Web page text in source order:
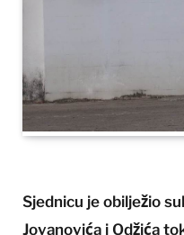
Sjednicu je obilježio
Jovanovića i Odžića